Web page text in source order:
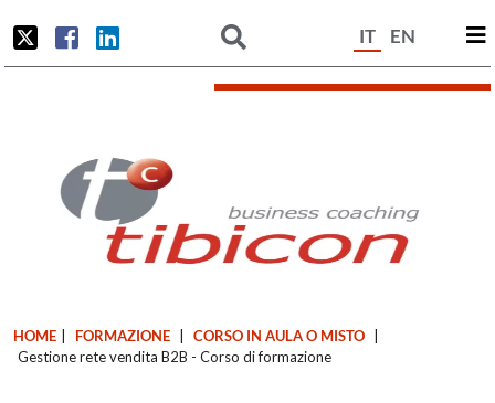
IT EN
HOME FORMAZIONE CORSO IN AULA O MISTO
Gestione rete vendita B2B - Corso di formazione